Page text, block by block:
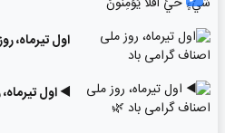
اول تیرماه،
◀️ اول